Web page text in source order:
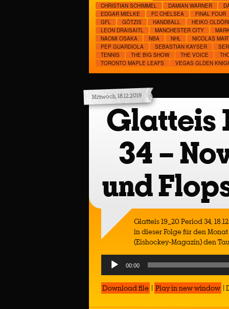
CHRISTIAN SCHIMMEL
DAMIAN WARNER
EDGAR MIELKE
FC CHELSEA FINAL FOUR
GFL
GÖTZIS HANDBALL HEIKO
LEON DRAISAITL
MANCHESTER CITY
NAOMI OSAKA
NBA NHL NICOLAS
PEP GUARDIOLA
SEBASTIAN KAYSER
TENNIS
THE BIG SHOW THE VOICE
TORONTO MAPLE LEAFS
VEGAS GLDEN
Mittwoch, 18.12.2019
Glatteis
34 –
und
Glatteis 19_20 Period 34,
in dieser Folge für den
(Eishockey-Magazin) den
Audio
Player
00:00
Download file | Play in new window |